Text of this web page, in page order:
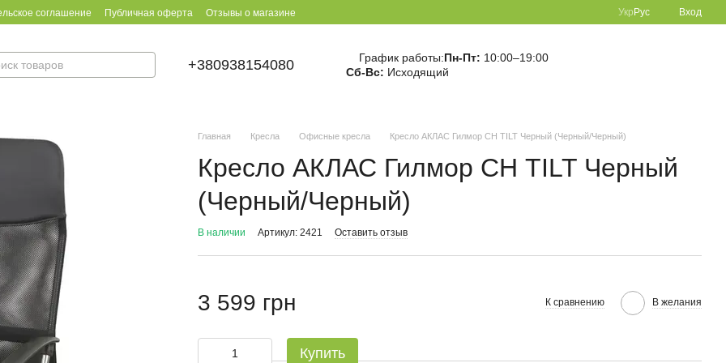
соглашение Публичная оферта Отзывы о магазине Укр Рус Вход
+380938154080 График работы:Пн-Пт: 10:00–19:00
Сб-Вс: Исходящий
Главная Кресла Офисные кресла Кресло АКЛАС Гилмор СН TILT Черный (Черный/Черный)
Кресло АКЛАС Гилмор СН TILT Черный
(Черный/Черный)
В наличии Артикул: 2421 Оставить отзыв
3 599 грн К сравнению В желания
Купить